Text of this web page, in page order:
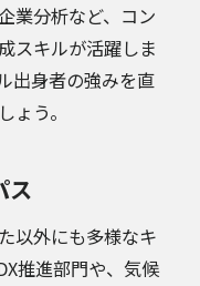
業分析など、コン
スキルが活躍しま
出身者の強みを直
う。
ス
以外にも多様なキ
推進部門や、気候